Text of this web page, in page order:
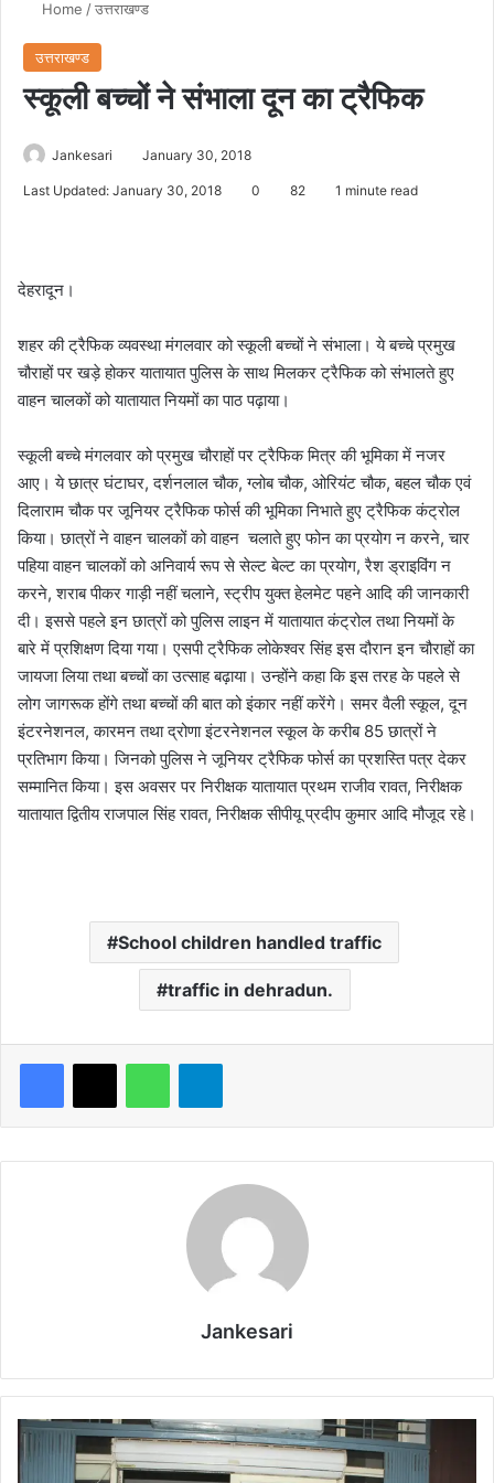
Home /उत्तराखण्ड
उत्तराखण्ड
स्कूली बच्चों ने संभाला दून का ट्रैफिक
Jankesari January 30, 2018
Last Updated: January 30, 2018 0 82 1 minute read
देहरादून।
शहर की ट्रैफिक व्यवस्था मंगलवार को स्कूली बच्चों ने संभाला। ये बच्चे प्रमुख
चौराहों पर खड़े होकर यातायात पुलिस के साथ मिलकर ट्रैफिक को संभालते हुए
वाहन चालकों को यातायात नियमों का पाठ पढ़ाया।
स्कूली बच्चे मंगलवार को प्रमुख चौराहों पर ट्रैफिक मित्र की भूमिका में नजर
आए। ये छात्र घंटाघर, दर्शनलाल चौक, ग्लोब चौक, ओरियंट चौक, बहल चौक एवं
दिलाराम चौक पर जूनियर ट्रैफिक फोर्स की भूमिका निभाते हुए ट्रैफिक कंट्रोल
किया। छात्रों ने वाहन चालकों को वाहन चलाते हुए फोन का प्रयोग न करने, चार
पहिया वाहन चालकों को अनिवार्य रूप से सेल्ट बेल्ट का प्रयोग, रैश ड्राइविंग न
करने, शराब पीकर गाड़ी नहीं चलाने, स्ट्रीप युक्त हेलमेट पहने आदि की जानकारी
दी। इससे पहले इन छात्रों को पुलिस लाइन में यातायात कंट्रोल तथा नियमों के
बारे में प्रशिक्षण दिया गया। एसपी ट्रैफिक लोकेश्वर सिंह इस दौरान इन चौराहों का
जायजा लिया तथा बच्चों का उत्साह बढ़ाया। उन्होंने कहा कि इस तरह के पहले से
लोग जागरूक होंगे तथा बच्चों की बात को इंकार नहीं करेंगे। समर वैली स्कूल, दून
इंटरनेशनल, कारमन तथा द्रोणा इंटरनेशनल स्कूल के करीब 85 छात्रों ने
प्रतिभाग किया। जिनको पुलिस ने जूनियर ट्रैफिक फोर्स का प्रशस्ति पत्र देकर
सम्मानित किया। इस अवसर पर निरीक्षक यातायात प्रथम राजीव रावत, निरीक्षक
यातायात द्वितीय राजपाल सिंह रावत, निरीक्षक सीपीयू प्रदीप कुमार आदि मौजूद रहे।
School children handled traffic
traffic in dehradun.
Jankesari
दू
न